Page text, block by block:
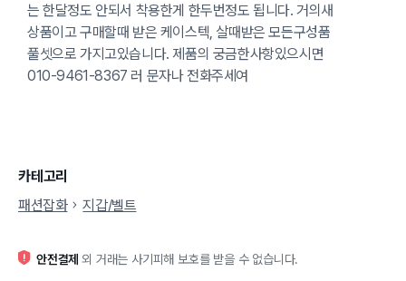
는 한달정도 안되서 착용한게 한두번정도 됩니다. 거의새
상품이고 구매할때 받은 케이스텍, 살때받은 모든구성품
풀셋으로 가지고있습니다. 제품의 궁금한사항있으시면
010-9461-8367 러 문자나 전화주세여
카테고리
패션잡화
지갑/벨트
안전결제 외 거래는 사기피해 보호를 받을 수 없습니다.